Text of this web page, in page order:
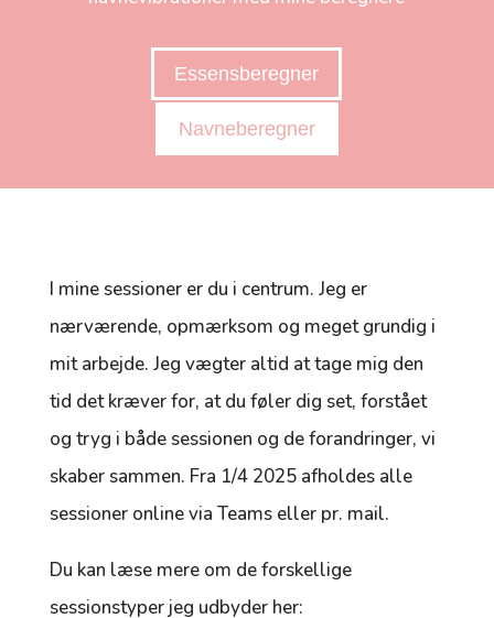
Essensberegner
Navneberegner
I mine sessioner er du i centrum. Jeg er
nærværende, opmærksom og meget grundig i
mit arbejde. Jeg vægter altid at tage mig den
tid det kræver for, at du føler dig set, forstået
og tryg i både sessionen og de forandringer, vi
skaber sammen. Fra 1/4 2025 afholdes alle
sessioner online via Teams eller pr. mail.
Du kan læse mere om de forskellige
sessionstyper jeg udbyder her: